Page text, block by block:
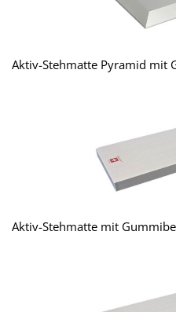
Aktiv-Stehmatte Pyramid mit
Aktiv-Stehmatte mit